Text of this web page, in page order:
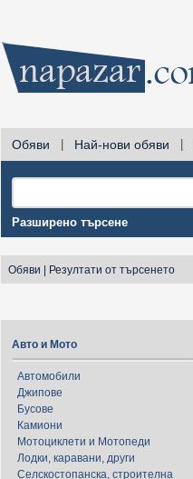
Обяви Най-нови обяви
Разширено търсене
Обяви Резултати от търсенето
Авто и Мото
Автомобили
Джипове
Бусове
Камиони
Мотоциклети и Мотопеди
Лодки, каравани, други
Селскостопанска, строителна